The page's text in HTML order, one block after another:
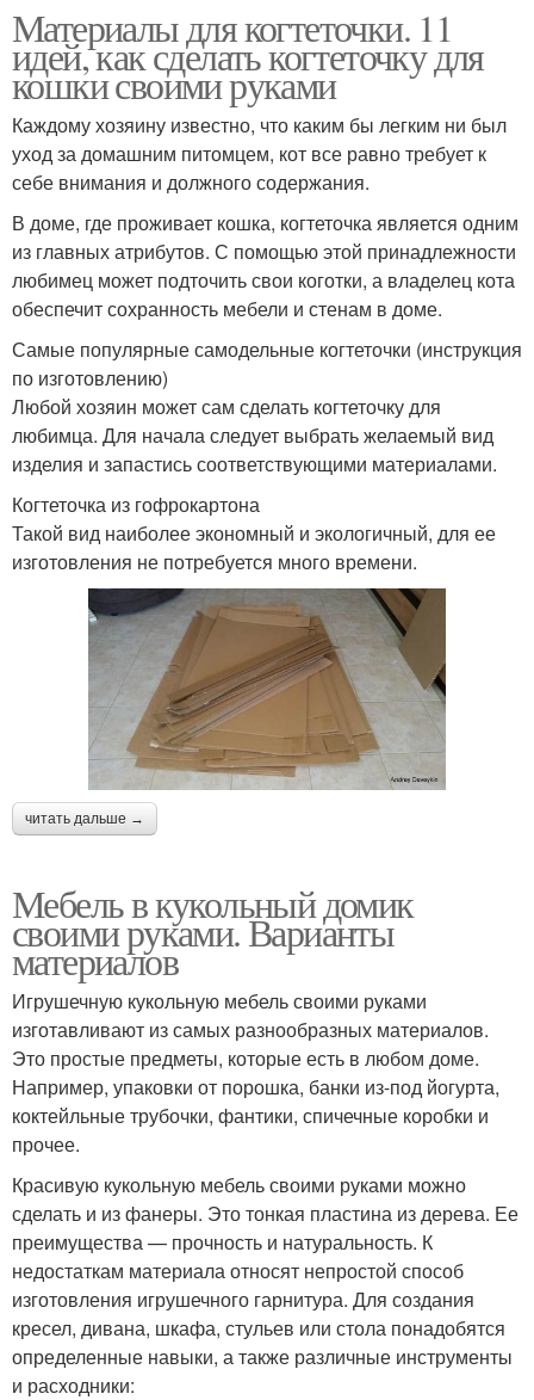
Материалы для когтеточки. 11
идей, как сделать когтеточку для
кошки своими руками
Каждому хозяину известно, что каким бы легким ни был
уход за домашним питомцем, кот все равно требует к
себе внимания и должного содержания.
В доме, где проживает кошка, когтеточка является одним
из главных атрибутов. С помощью этой принадлежности
любимец может подточить свои коготки, а владелец кота
обеспечит сохранность мебели и стенам в доме.
Самые популярные самодельные когтеточки (инструкция
по изготовлению)
Любой хозяин может сам сделать когтеточку для
любимца. Для начала следует выбрать желаемый вид
изделия и запастись соответствующими материалами.
Когтеточка из гофрокартона
Такой вид наиболее экономный и экологичный, для ее
изготовления не потребуется много времени.
читать дальше →
Мебель в кукольный домик
своими руками. Варианты
материалов
Игрушечную кукольную мебель своими руками
изготавливают из самых разнообразных материалов.
Это простые предметы, которые есть в любом доме.
Например, упаковки от порошка, банки из-под йогурта,
коктейльные трубочки, фантики, спичечные коробки и
прочее.
Красивую кукольную мебель своими руками можно
сделать и из фанеры. Это тонкая пластина из дерева. Ее
преимущества — прочность и натуральность. К
недостаткам материала относят непростой способ
изготовления игрушечного гарнитура. Для создания
кресел, дивана, шкафа, стульев или стола понадобятся
определенные навыки, а также различные инструменты
и расходники: